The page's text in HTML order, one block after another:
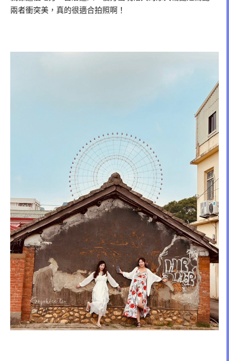
兩者衝突美，真的很適合拍照啊！